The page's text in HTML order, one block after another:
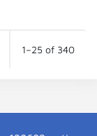
1–25 of 340